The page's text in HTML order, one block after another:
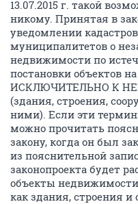
13.07.2015 г. такой
никому. Принятая в
уведомлении
муниципалитетов о
недвижимости по
постановки объектов
ИСКЛЮЧИТЕЛЬНО К
(здания, строения,
ними). Если эти
можно прочитать
закону, когда он был
из пояснительной
законопроекта будет
объекты
как здания, строения